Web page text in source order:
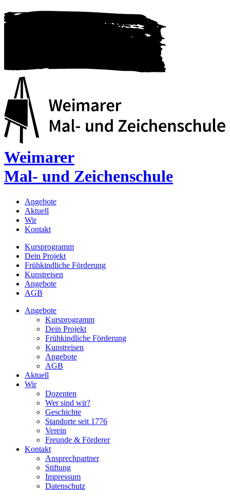
Weimarer
Mal- und Zeichenschule
Angebote
Aktuell
Wir
Kontakt
Kursprogramm
Dein Projekt
Frühkindliche Förderung
Kunstreisen
Angebote
AGB
Angebote
Kursprogramm
Dein Projekt
Frühkindliche Förderung
Kunstreisen
Angebote
AGB
Aktuell
Wir
Dozenten
Wer sind wir?
Geschichte
Standorte seit 1776
Verein
Freunde & Förderer
Kontakt
Ansprechpartner
Stiftung
Impressum
Datenschutz